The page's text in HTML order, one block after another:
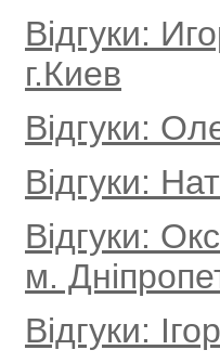
Відгуки:
г.Киев
Відгуки:
Відгуки:
Відгуки:
м.
Відгуки: